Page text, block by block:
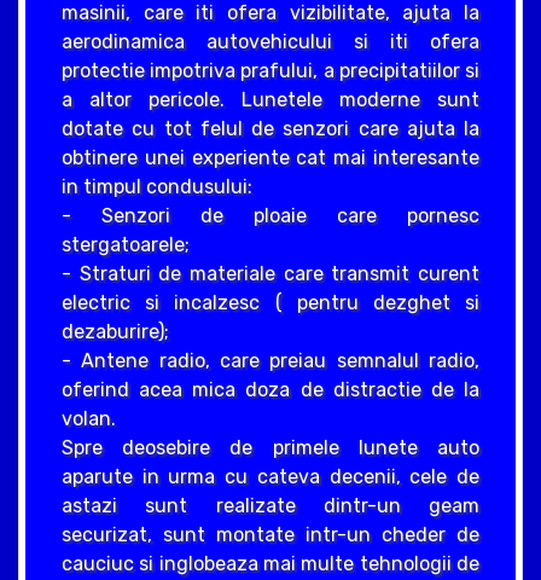
masinii, care iti ofera vizibilitate, ajuta la
aerodinamica autovehicului si iti ofera
protectie impotriva prafului, a precipitatiilor si
a altor pericole. Lunetele moderne sunt
dotate cu tot felul de senzori care ajuta la
obtinere unei experiente cat mai interesante
in timpul condusului:
- Senzori de ploaie care pornesc
stergatoarele;
- Straturi de materiale care transmit curent
electric si incalzesc ( pentru dezghet si
dezaburire);
- Antene radio, care preiau semnalul radio,
oferind acea mica doza de distractie de la
volan.
Spre deosebire de primele lunete auto
aparute in urma cu cateva decenii, cele de
astazi sunt realizate dintr-un geam
securizat, sunt montate intr-un cheder de
cauciuc si inglobeaza mai multe tehnologii de